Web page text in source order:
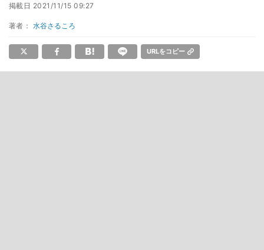
掲載日 2021/11/15 09:27
著者： 水谷さるころ
URLをコピー